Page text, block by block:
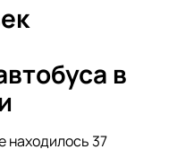
в
находилось 37